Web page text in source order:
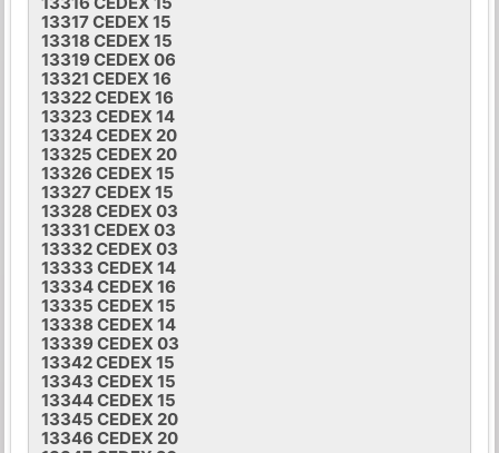
13317 CEDEX 15
13318 CEDEX 15
13319 CEDEX 06
13321 CEDEX 16
13322 CEDEX 16
13323 CEDEX 14
13324 CEDEX 20
13325 CEDEX 20
13326 CEDEX 15
13327 CEDEX 15
13328 CEDEX 03
13331 CEDEX 03
13332 CEDEX 03
13333 CEDEX 14
13334 CEDEX 16
13335 CEDEX 15
13338 CEDEX 14
13339 CEDEX 03
13342 CEDEX 15
13343 CEDEX 15
13344 CEDEX 15
13345 CEDEX 20
13346 CEDEX 20